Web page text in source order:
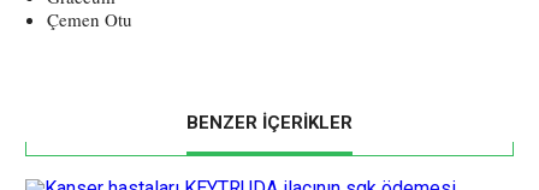
Çemen Otu
BENZER İÇERİKLER